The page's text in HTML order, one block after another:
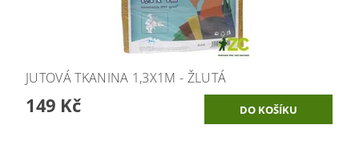
JUTOVÁ TKANINA 1,3X1M - ŽLUTÁ
149 Kč